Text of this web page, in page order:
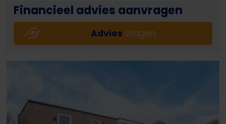
Financieel advies aanvragen
Advies vragen